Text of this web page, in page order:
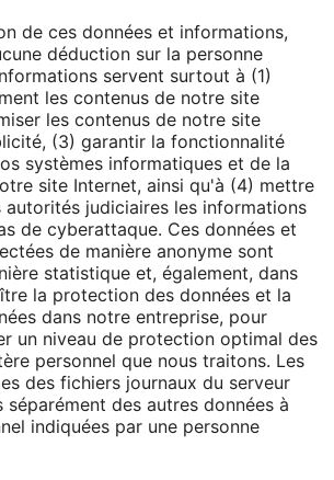
de ces données et informations,
déduction sur la personne
servent surtout à (1)
les contenus de notre site
les contenus de notre site
(3) garantir la fonctionnalité
systèmes informatiques et de la
site Internet, ainsi qu'à (4) mettre
judiciaires les informations
de cyberattaque. Ces données et
de manière anonyme sont
statistique et, également, dans
la protection des données et la
dans notre entreprise, pour
un niveau de protection optimal des
personnel que nous traitons. Les
des fichiers journaux du serveur
séparément des autres données à
indiquées par une personne